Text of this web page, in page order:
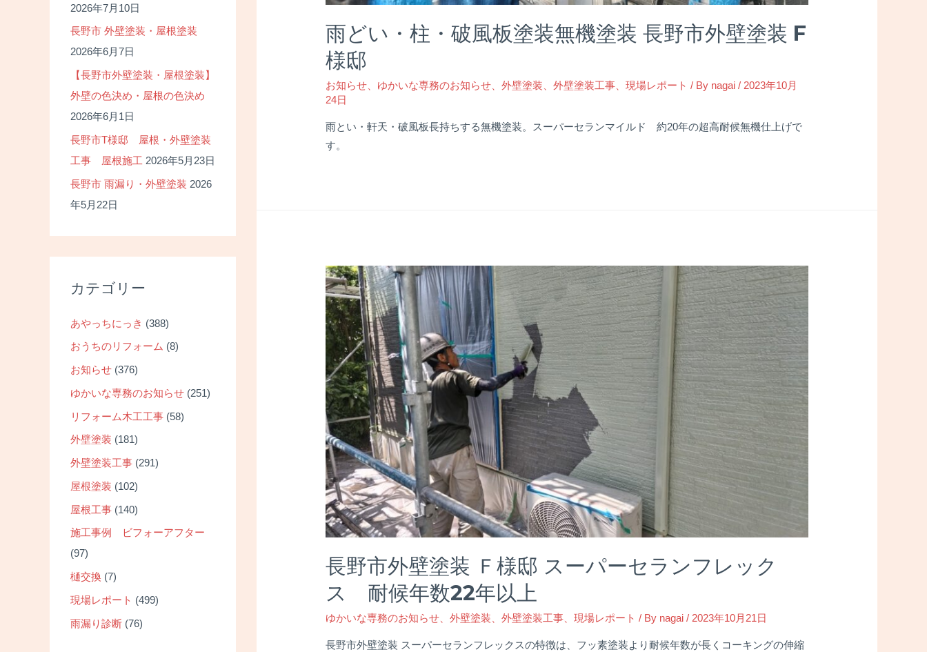
2026年7月10日
長野市 外壁塗装・屋根塗装
2026年6月7日
【長野市外壁塗装・屋根塗装】
外壁の色決め・屋根の色決め
2026年6月1日
長野市T様邸 屋根・外壁塗装
工事 屋根施工 2026年5月23日
長野市 雨漏り・外壁塗装 2026
年5月22日
カテゴリー
あやっちにっき (388)
おうちのリフォーム (8)
お知らせ (376)
ゆかいな専務のお知らせ (251)
リフォーム木工工事 (58)
外壁塗装 (181)
外壁塗装工事 (291)
屋根塗装 (102)
屋根工事 (140)
施工事例 ビフォーアフター
(97)
樋交換 (7)
現場レポート (499)
雨漏り診断 (76)
雨どい・柱・破風板塗装無機塗装 長野市外壁塗装 F
様邸
お知らせ ゆかいな専務のお知らせ 、外壁塗装 、外壁塗装工事 、現場レポート / By nagai / 2023年10月
24日
雨とい・軒天・破風板長持ちする無機塗装。スーパーセランマイルド 約20年の超高耐候無機仕上げで
す。
長野市外壁塗装 Ｆ様邸 スーパーセランフレック
ス 耐候年数22年以上
ゆかいな専務のお知らせ、外壁塗装、外壁塗装工事、現場レポート / By nagai /2023年10月21日
長野市外壁塗装 スーパーセランフレックスの特徴は、フッ素塗装より耐候年数が長くコーキングの伸縮